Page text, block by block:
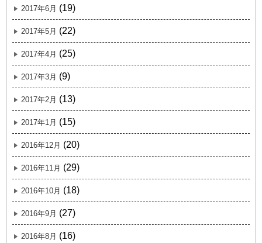
2017年6月 (19)
2017年5月 (22)
2017年4月 (25)
2017年3月 (9)
2017年2月 (13)
2017年1月 (15)
2016年12月 (20)
2016年11月 (29)
2016年10月 (18)
2016年9月 (27)
2016年8月 (16)